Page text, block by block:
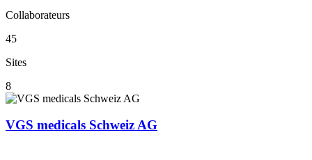
Collaborateurs
45
Sites
8
VGS medicals Schweiz AG